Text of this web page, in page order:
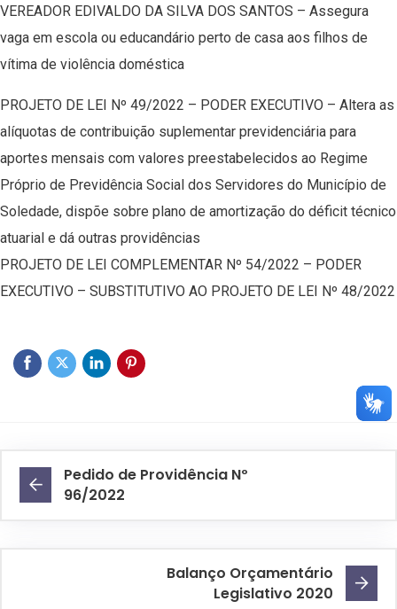
VEREADOR EDIVALDO DA SILVA DOS SANTOS – Assegura
vaga em escola ou educandário perto de casa aos filhos de
vítima de violência doméstica
PROJETO DE LEI Nº 49/2022 – PODER EXECUTIVO – Altera as
alíquotas de contribuição suplementar previdenciária para
aportes mensais com valores preestabelecidos ao Regime
Próprio de Previdência Social dos Servidores do Município de
Soledade, dispõe sobre plano de amortização do déficit técnico
atuarial e dá outras providências
PROJETO DE LEI COMPLEMENTAR Nº 54/2022 – PODER
EXECUTIVO – SUBSTITUTIVO AO PROJETO DE LEI Nº 48/2022
Pedido de Providência Nº
96/2022
Balanço Orçamentário
Legislativo 2020